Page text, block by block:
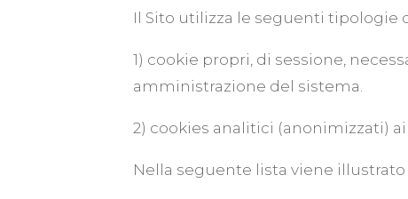
Il Sito utilizza le seguenti tipologie
1) cookie propri, di sessione,
amministrazione del sistema.
2) cookies analitici (anonimizzati)
Nella seguente lista viene